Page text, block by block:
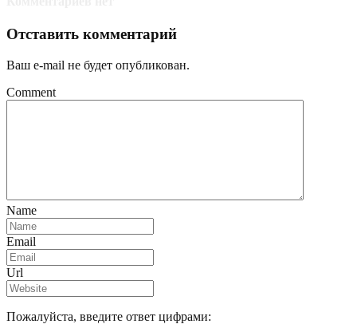
Отставить комментарий
Ваш e-mail не будет опубликован.
Comment
Name
Email
Url
Пожалуйста, введите ответ цифрами: